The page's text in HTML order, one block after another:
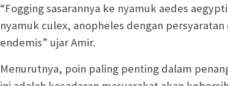
“Fogging sasarannya ke nyamuk aedes
nyamuk culex, anopheles dengan
endemis” ujar Amir.
Menurutnya, poin paling penting dalam